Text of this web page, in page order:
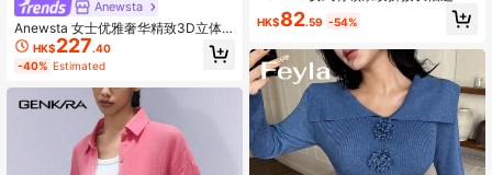
Anewsta
Anewsta 女士优雅奢华精致3D立体
花卉刺绣修身连衣裙，端庄迷人，适
合秋季、冬季、外出、正式场合、派
对、时尚、新年、圣诞节、工作、毕
业典礼、婚礼等场合。
HK$227.40
-40% Estimated
休闲学院风连衣裙
HK$82.59 -54%